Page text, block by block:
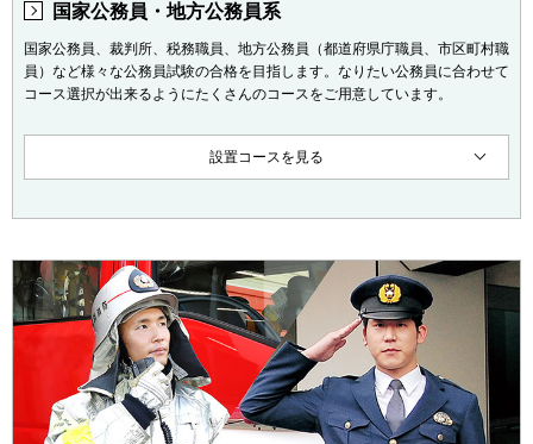
国家公務員・地方公務員系
国家公務員、裁判所、税務職員、地方公務員（都道府県庁職員、市区町村職
員）など様々な公務員試験の合格を目指します。なりたい公務員に合わせて
コース選択が出来るようにたくさんのコースをご用意しています。
設置コースを見る